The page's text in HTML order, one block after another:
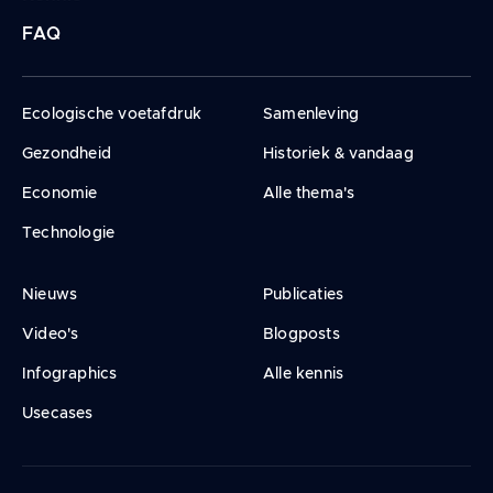
FAQ
Ecologische voetafdruk
Gezondheid
Economie
Technologie
Samenleving
Historiek & vandaag
Alle thema's
Nieuws
Video's
Infographics
Usecases
Publicaties
Blogposts
Alle kennis